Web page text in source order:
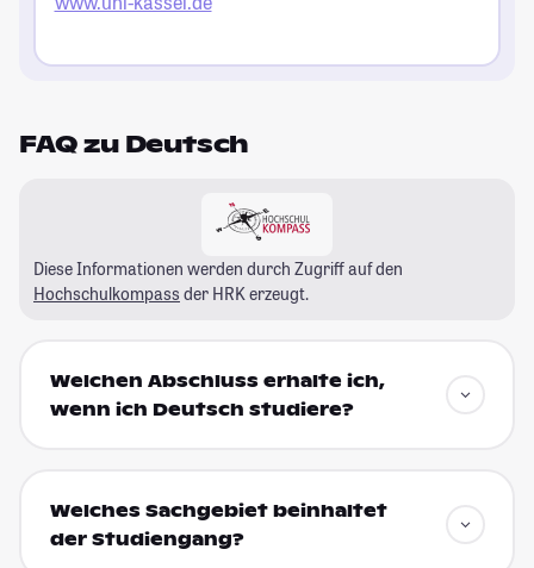
FAQ zu Deutsch
Diese Informationen werden durch Zugriff auf den
Hochschulkompass der HRK erzeugt.
Welchen Abschluss erhalte ich,
wenn ich Deutsch studiere?
Welches Sachgebiet beinhaltet
der Studiengang?